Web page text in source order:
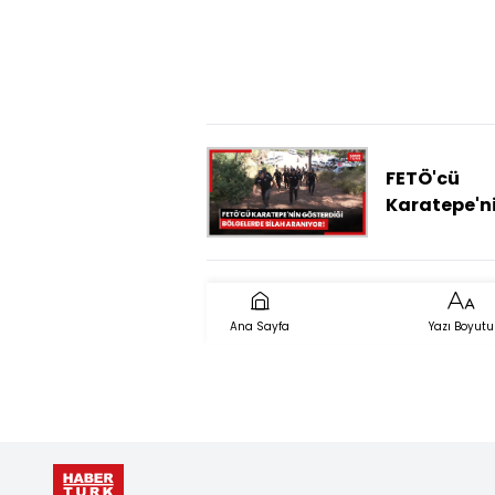
FETÖ'cü
bölgelerde
aranıyor!
Ana Sayfa Yazı Boyutu